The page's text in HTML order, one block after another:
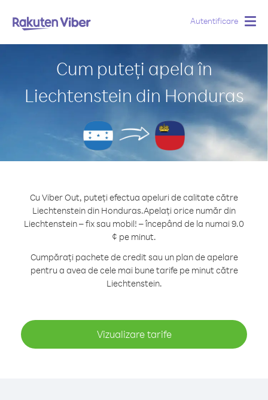
Autentificare
Cum puteți apela în
Liechtenstein din Honduras
Cu Viber Out, puteți efectua apeluri de calitate către
Liechtenstein din Honduras.Apelați orice număr din
Liechtenstein – fix sau mobil! – începând de la numai 9.0
¢ pe minut.
Cumpărați pachete de credit sau un plan de apelare
pentru a avea de cele mai bune tarife pe minut către
Liechtenstein.
Vizualizare tarife